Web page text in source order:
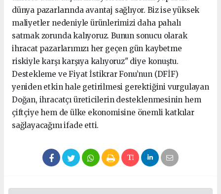
dünya pazarlarında avantaj sağlıyor. Biz ise yüksek
maliyetler nedeniyle ürünlerimizi daha pahalı
satmak zorunda kalıyoruz. Bunun sonucu olarak
ihracat pazarlarımızı her geçen gün kaybetme
riskiyle karşı karşıya kalıyoruz" diye konuştu.
Destekleme ve Fiyat İstikrar Fonu’nun (DFİF)
yeniden etkin hale getirilmesi gerektiğini vurgulayan
Doğan, ihracatçı üreticilerin desteklenmesinin hem
çiftçiye hem de ülke ekonomisine önemli katkılar
sağlayacağını ifade etti.